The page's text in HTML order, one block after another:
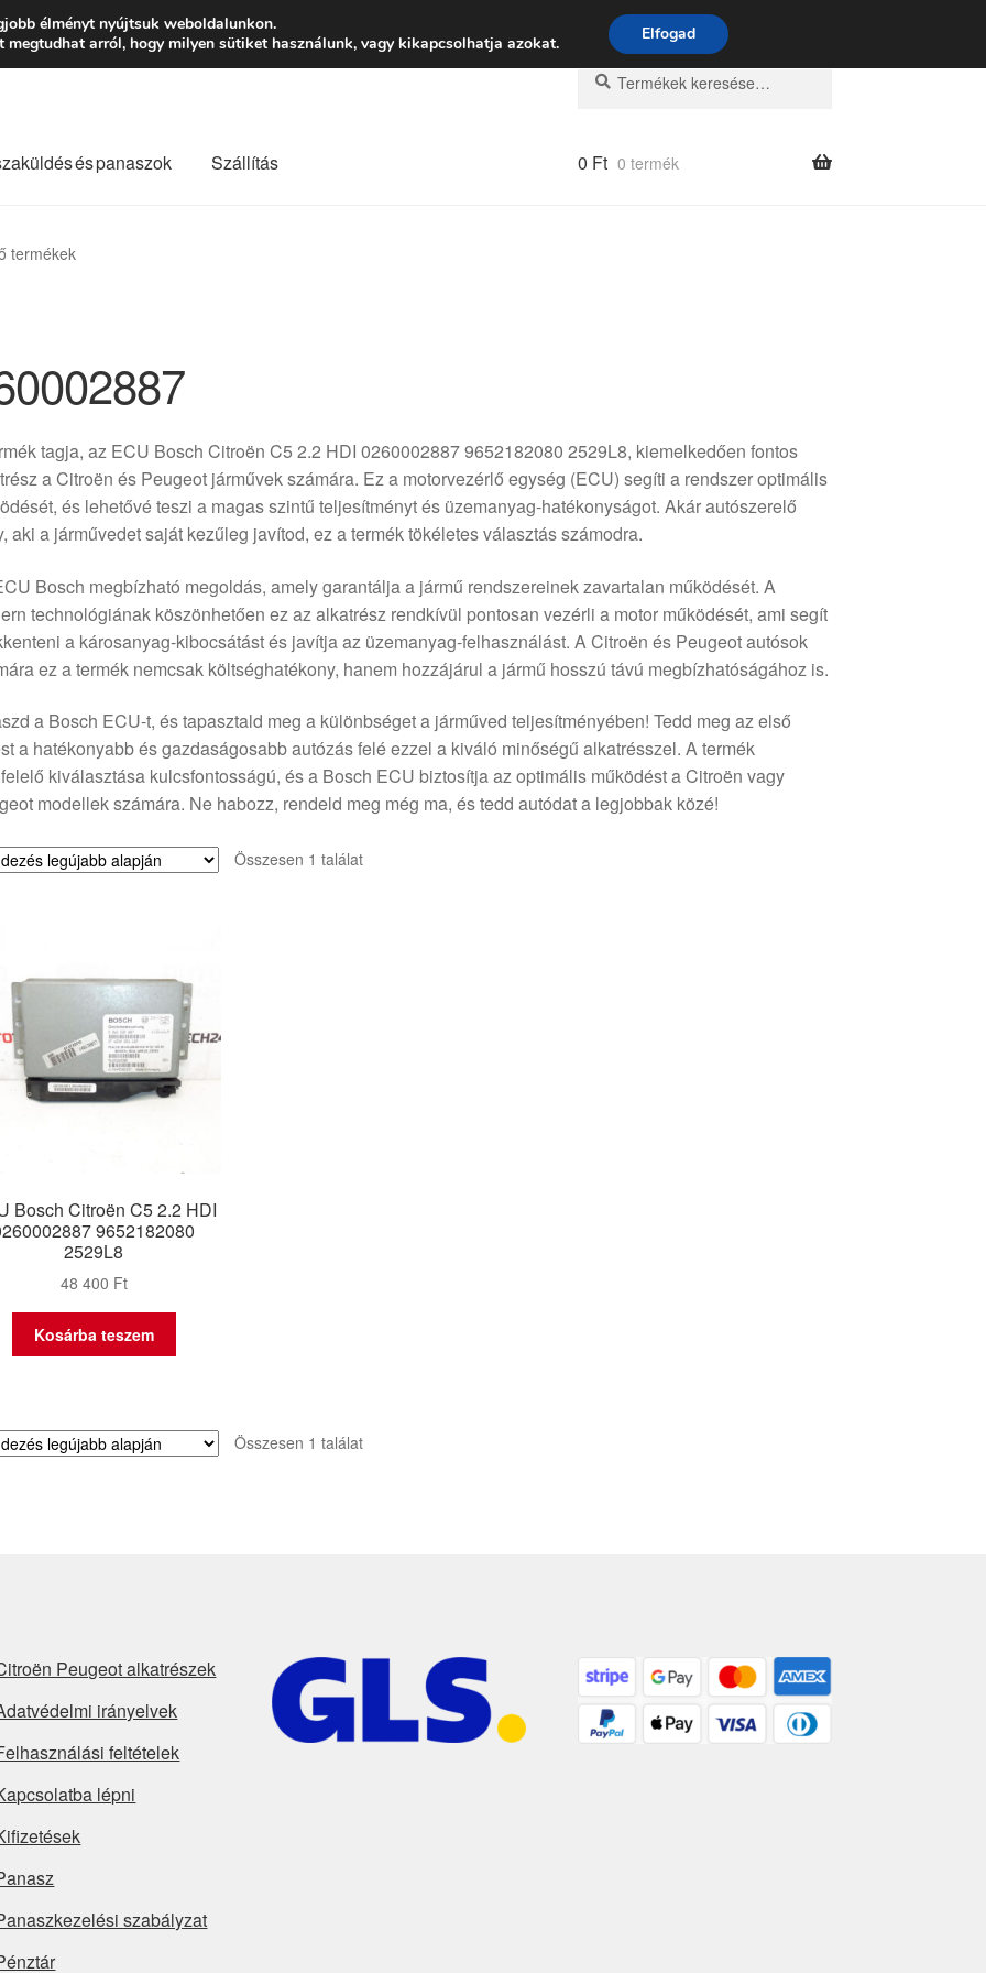
tól Hétfő-Péntek 9:00–16:0006 80 088 054
Keresés
Keresés
és panaszok Szállítás 0 Ft 0 termék
termékek
tagja, az ECU Bosch Citroën C5 2.2 HDI 0260002887 9652182080 2529L8, kiemelkedően fontos
a Citroën és Peugeot járművek számára. Ez a motorvezérlő egység (ECU) segíti a rendszer optimális
és lehetővé teszi a magas szintű teljesítményt és üzemanyag-hatékonyságot. Akár autószerelő
aki a járművedet saját kezűleg javítod, ez a termék tökéletes választás számodra.
Bosch megbízható megoldás, amely garantálja a jármű rendszereinek zavartalan működését. A
technológiának köszönhetően ez az alkatrész rendkívül pontosan vezérli a motor működését, ami segít
a károsanyag-kibocsátást és javítja az üzemanyag-felhasználást. A Citroën és Peugeot autósok
ez a termék nemcsak költséghatékony, hanem hozzájárul a jármű hosszú távú megbízhatóságához is.
a Bosch ECU-t, és tapasztald meg a különbséget a járműved teljesítményében! Tedd meg az első
a hatékonyabb és gazdaságosabb autózás felé ezzel a kiváló minőségű alkatrésszel. A termék
kiválasztása kulcsfontosságú, és a Bosch ECU biztosítja az optimális működést a Citroën vagy
modellek számára. Ne habozz, rendeld meg még ma, és tedd autódat a legjobbak közé!
Összesen 1 találat
Bosch Citroën C5 2.2 HDI
9652182080
2529L8
48 400 Ft
Kosárba teszem
Összesen 1 találat
Peugeot alkatrészek
irányelvek
feltételek
lépni
szabályzat
élményt nyújtsuk weboldalunkon.
megtudhat arról, hogy milyen sütiket használunk, vagy kikapcsolhatja azokat.
Elfogad